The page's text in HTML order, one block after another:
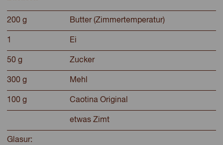
200 g Butter (Zimmertemperatur)
1 Ei
50 g Zucker
300 g Mehl
100 g Caotina Original
etwas Zimt
Glasur: